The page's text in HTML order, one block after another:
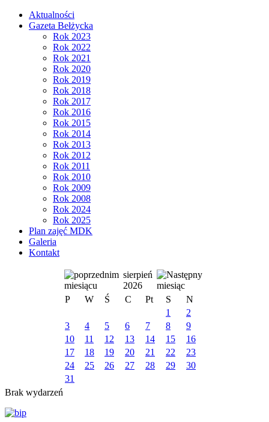
Aktualności
Gazeta Bełżycka
Rok 2023
Rok 2022
Rok 2021
Rok 2020
Rok 2019
Rok 2018
Rok 2017
Rok 2016
Rok 2015
Rok 2014
Rok 2013
Rok 2012
Rok 2011
Rok 2010
Rok 2009
Rok 2008
Rok 2024
Rok 2025
Plan zajęć MDK
Galeria
Kontakt
sierpień
2026
P
W Ś C Pt S
N
1
2
3
4 5 6 7 8
9
10
11 12 13 14 15
16
17
18 19 20 21 22
23
24
25 26 27 28 29
30
31
Brak wydarzeń